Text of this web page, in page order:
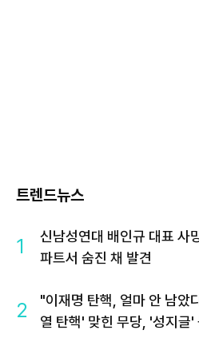
트렌드뉴스
1
신남성연대 배인규 대표 사
파트서 숨진 채 발견
2
"이재명 탄핵, 얼마 안 남았
열 탄핵' 맞힌 무당, '성지글'